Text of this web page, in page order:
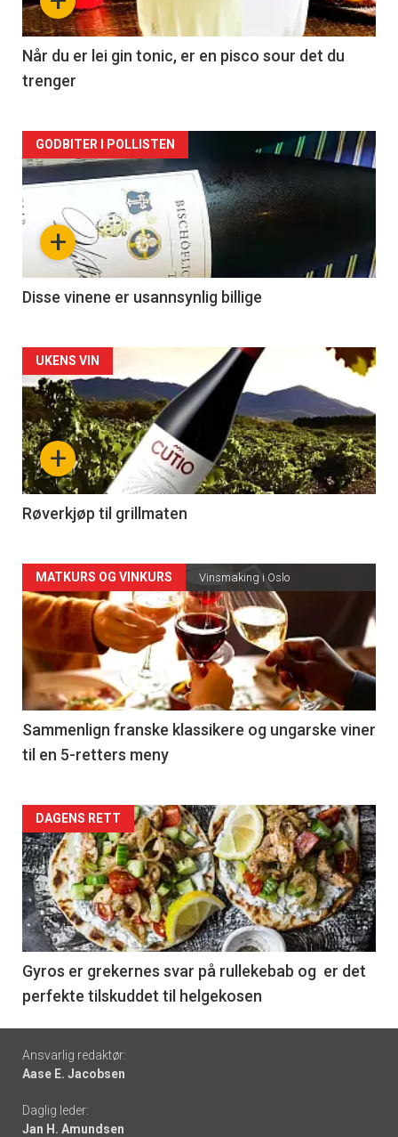
-
2
Når du er lei gin tonic, er en pisco sour det du
trenger
Forsiden
akkurat
nå
3
+
GODBITER I POLLISTEN
Disse vinene er usannsynlig billige
Forsiden
akkurat
nå
-
4
+
UKENS VIN
Røverkjøp til grillmaten
Forsiden
akkurat
nå
-
5
MATKURS OG VINKURS Vinsmaking i Oslo
Sammenlign franske klassikere og ungarske viner
til en 5-retters meny
Forsiden
akkurat
nå
-
6
DAGENS RETT
Gyros er grekernes svar på rullekebab og er det
perfekte tilskuddet til helgekosen
Footer
-
links
Ansvarlig redaktør:
Aase E. Jacobsen
Daglig leder:
Jan H. Amundsen